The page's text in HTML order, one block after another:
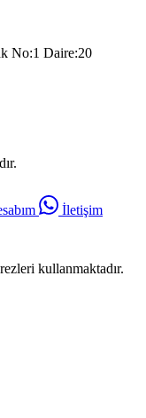
No:1 Daire:20
İletişim
kullanmaktadır.